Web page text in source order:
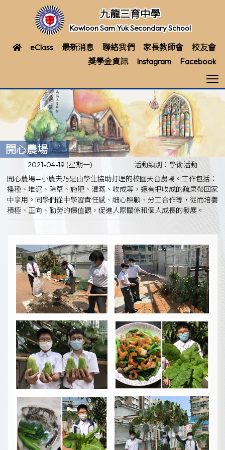
九龍三育中學
Kowloon Sam Yuk Secondary School
eClass 最新消息 聯絡我們 家長教師會
校友會
獎學金資訊
Instagram Facebook
開心農場
2021-04-19 (星期一)
活動類別：學術活動
開心農場—小農夫乃是由學生協助打理的校園天台農場。工作包括：
播種、堆泥、除草、施肥、灌溉、收成等，還有把收成的疏果帶回家
中享用。同學們從中學習責任感、細心照顧、分工合作等，從而培養
積極、正向、勤勞的價值觀，促進人際關係和個人成長的發展。